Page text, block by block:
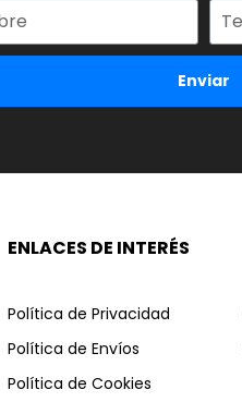
Enviar
ENLACES DE INTERÉS
Política de Privacidad
Política de Envíos
Política de Cookies